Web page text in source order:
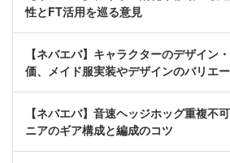
性とFT活用を巡る意見
【ネバエバ】キャラクターのデザイン
価、メイド服実装やデザインのバリエ
【ネバエバ】音速ヘッジホッグ重複不
ニアのギア構成と編成のコツ